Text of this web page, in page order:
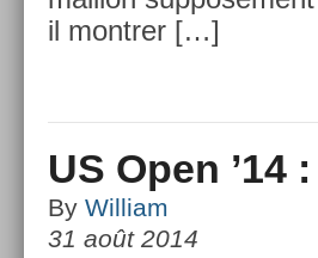
il montr­er […]
US Open ’14
By William
31 août 2014